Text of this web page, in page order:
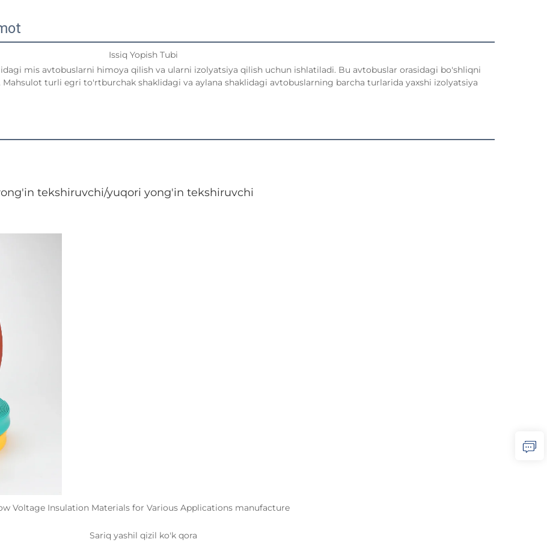
Issiq Yopish Tubi
mis avtobuslarni himoya qilish va ularni izolyatsiya qilish uchun ishlatiladi. Bu avtobuslar orasidagi bo'shliqni
turli egri to'rtburchak shaklidagi va aylana shaklidagi avtobuslarning barcha turlarida yaxshi izolyatsiya
tekshiruvchi/yuqori yong'in tekshiruvchi
Sariq yashil qizil ko'k qora